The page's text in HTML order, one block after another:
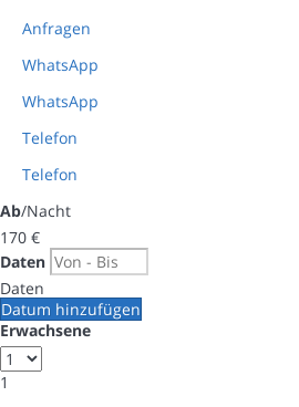
Anfragen
WhatsApp
WhatsApp
Telefon
Telefon
Ab/Nacht
170 €
Daten
Daten
Datum hinzufügen
Erwachsene
1